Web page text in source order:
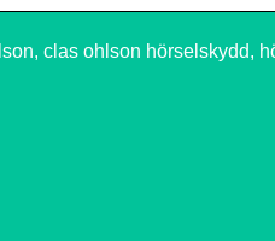
clas ohlson hörselskydd,